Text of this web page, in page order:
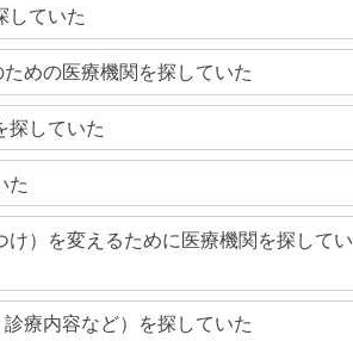
していた
めの医療機関を探していた
探していた
た
）を変えるために医療機関を探してい
療内容など）を探していた